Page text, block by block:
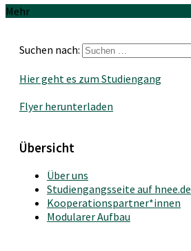
Mehr
Suchen nach:
Hier geht es zum Studiengang
Flyer herunterladen
Übersicht
Über uns
Studiengangsseite auf hnee.de
Kooperationspartner*innen
Modularer Aufbau